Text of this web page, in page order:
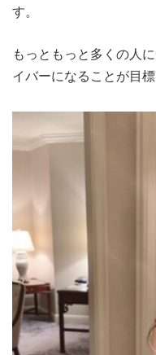
す。
もっともっと多くの人
イバーになることが目標